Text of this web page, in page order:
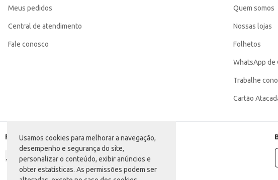
Usamos cookies para melhorar a navegação,
desempenho e segurança do site,
personalizar o conteúdo, exibir anúncios e
obter estatísticas. As permissões podem ser
Meus pedidos
Central de atendimento
Fale conosco
Quem somos
Nossas lojas
Folhetos
WhatsApp de
Trabalhe
Cartão
Formas de pagamento